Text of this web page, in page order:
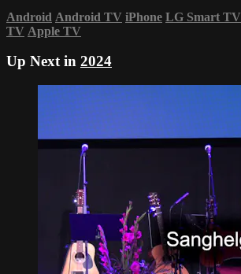
Android Android TV iPhone LG Smart TV
TV Apple TV
Up Next in 2024